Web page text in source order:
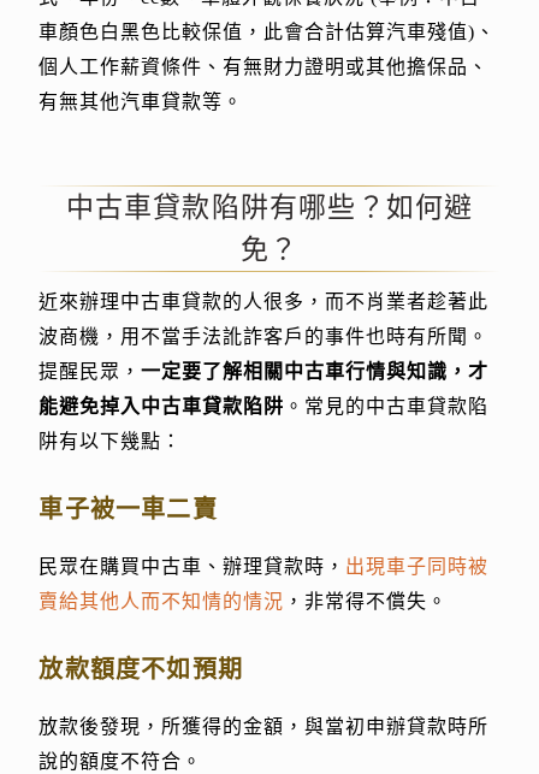
車顏色白黑色比較保值，此會合計估算汽車殘值)、
個人工作薪資條件、有無財力證明或其他擔保品、
有無其他汽車貸款等。
中古車貸款陷阱有哪些？如何避
免？
近來辦理中古車貸款的人很多，而不肖業者趁著此
波商機，用不當手法訛詐客戶的事件也時有所聞。
提醒民眾，一定要了解相關中古車行情與知識，才
能避免掉入中古車貸款陷阱 。常見的中古車貸款陷
阱有以下幾點：
車子被一車二賣
民眾在購買中古車、辦理貸款時， 出現車子同時被
賣給其他人而不知情的情況 ，非常得不償失。
放款額度不如預期
放款後發現，所獲得的金額，與當初申辦貸款時所
說的額度不符合。